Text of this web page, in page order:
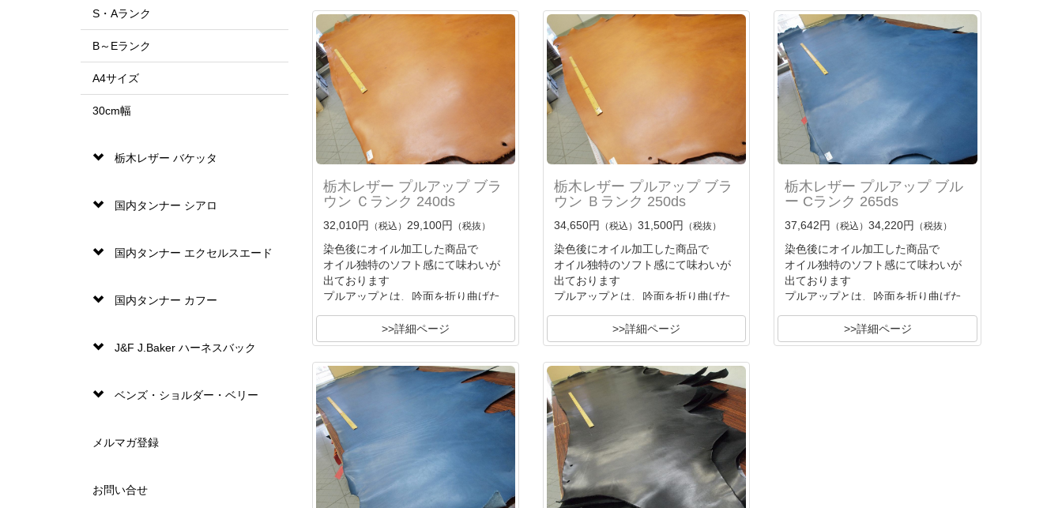
S・Aランク
B～Eランク
A4サイズ
30cm幅
栃木レザー バケッタ
国内タンナー シアロ
国内タンナー エクセルスエード
国内タンナー カフー
J&F J.Baker ハーネスバック
ベンズ・ショルダー・ベリー
メルマガ登録
お問い合せ
独特の味わいです
独特の味わいです
独特の味わいです
栃木レザー プルアップ ブラ
ウン Ｃランク 240ds
32,010円 （税込） 29,100円 （税抜）
染色後にオイル加工した商品で
オイル独特のソフト感にて味わいが
出ております
プルアップとは、吟面を折り曲げた
オイル分が退けて薄色の吟面に色変
化する
独特の味わいです
>>詳細ページ
栃木レザー プルアップ ブラ
ウン Ｂランク 250ds
34,650円 （税込） 31,500円 （税抜）
染色後にオイル加工した商品で
オイル独特のソフト感にて味わいが
出ております
プルアップとは、吟面を折り曲げた
オイル分が退けて薄色の吟面に色変
化する
独特の味わいです
>>詳細ページ
栃木レザー プルアップ ブル
ー Cランク 265ds
37,642円 （税込）34,220円 （税抜）
染色後にオイル加工した商品で
オイル独特のソフト感にて味わいが
出ております
プルアップとは、吟面を折り曲げた
オイル分が退けて薄色の吟面に色変
化する
>>詳細ページ